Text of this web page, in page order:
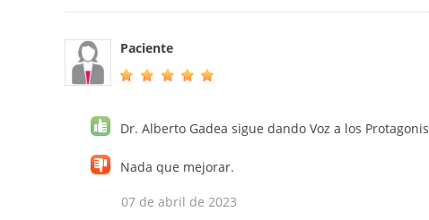
Paciente
Dr. Alberto Gadea sigue dando Voz a los
Nada que mejorar.
07 de abril de 2023